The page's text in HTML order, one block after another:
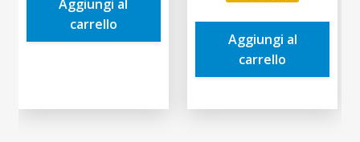
3,00€.
Aggiungi al
carrello
era:
15,00€.
è:
Aggiungi al
carrello